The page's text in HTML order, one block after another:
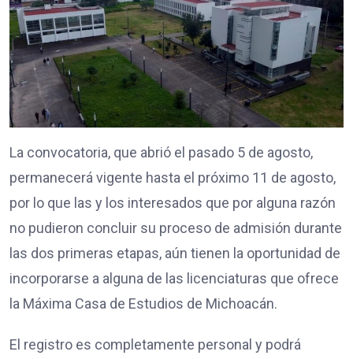
La convocatoria, que abrió el pasado 5 de agosto,
permanecerá vigente hasta el próximo 11 de agosto,
por lo que las y los interesados que por alguna razón
no pudieron concluir su proceso de admisión durante
las dos primeras etapas, aún tienen la oportunidad de
incorporarse a alguna de las licenciaturas que ofrece
la Máxima Casa de Estudios de Michoacán.
El registro es completamente personal y podrá